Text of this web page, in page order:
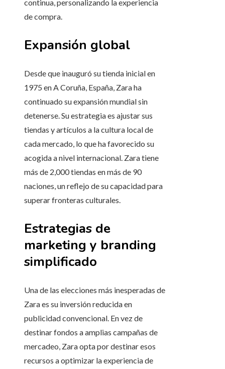
continua, personalizando la experiencia
de compra.
Expansión global
Desde que inauguró su tienda inicial en
1975 en A Coruña, España, Zara ha
continuado su expansión mundial sin
detenerse. Su estrategia es ajustar sus
tiendas y artículos a la cultura local de
cada mercado, lo que ha favorecido su
acogida a nivel internacional. Zara tiene
más de 2,000 tiendas en más de 90
naciones, un reflejo de su capacidad para
superar fronteras culturales.
Estrategias de
marketing y branding
simplificado
Una de las elecciones más inesperadas de
Zara es su inversión reducida en
publicidad convencional. En vez de
destinar fondos a amplias campañas de
mercadeo, Zara opta por destinar esos
recursos a optimizar la experiencia de